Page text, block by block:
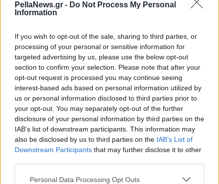
PellaNews.gr - Do Not Process My Personal
Information
If you wish to opt-out of the sale, sharing to third parties, or
processing of your personal or sensitive information for
targeted advertising by us, please use the below opt-out
section to confirm your selection. Please note that after your
opt-out request is processed you may continue seeing
interest-based ads based on personal information utilized by
us or personal information disclosed to third parties prior to
your opt-out. You may separately opt-out of the further
disclosure of your personal information by third parties on the
IAB’s list of downstream participants. This information may
also be disclosed by us to third parties on the IAB’s List of
Downstream Participants that may further disclose it to other
Personal Data Processing Opt Outs